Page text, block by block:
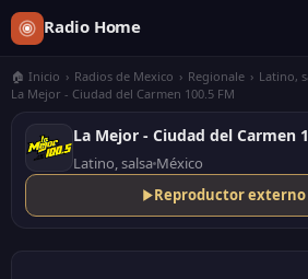
Radio Home
🏠 Inicio › Radios de Mexico › Regionale › Latino,
La Mejor - Ciudad del Carmen 100.5 FM
La Mejor - Ciudad del Carmen
Latino, salsa México
Reproductor externo